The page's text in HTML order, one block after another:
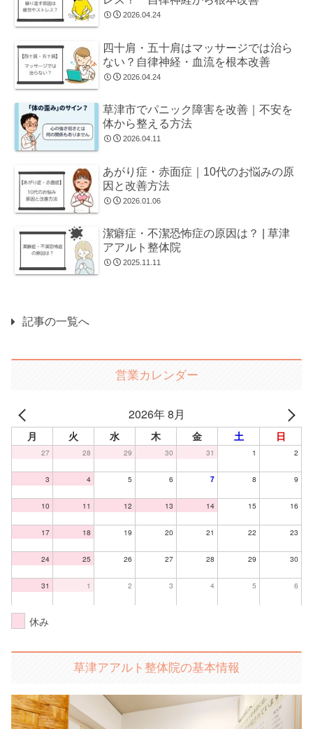
2026.04.24
四十肩・五十肩はマッサージでは治ら
ない？自律神経・血流を根本改善
2026.04.24
草津市でパニック障害を改善｜不安を
体から整える方法
2026.04.11
あがり症・赤面症｜10代のお悩みの原
因と改善方法
2026.01.06
潔癖症・不潔恐怖症の原因は？ | 草津
アアルト整体院
2025.11.11
記事の一覧へ
営業カレンダー
2026年 8月
月 火 水 木 金 土 日
27 28 29 30 31 1 2
3 4 5 6 7 8 9
10 11 12 13 14 15 16
17 18 19 20 21 22 23
24 25 26 27 28 29 30
31 1 2 3 4 5 6
休み
草津アアルト整体院の基本情報